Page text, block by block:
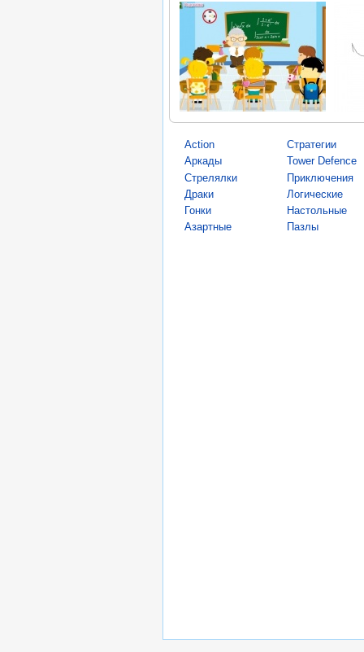
Action
Аркады
Стрелялки
Драки
Гонки
Азартные
Стратегии
Tower Defence
Приключения
Логические
Настольные
Пазлы